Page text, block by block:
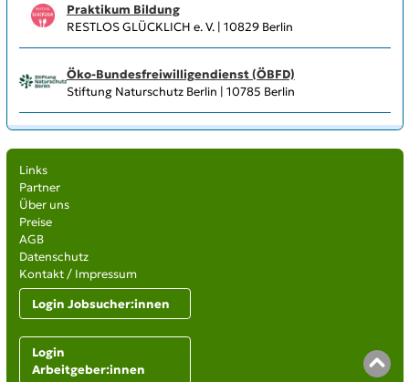
Praktikum Bildung
RESTLOS GLÜCKLICH e. V. | 10829 Berlin
Öko-Bundesfreiwilligendienst (ÖBFD)
Stiftung Naturschutz Berlin | 10785 Berlin
Links
Partner
Über uns
Preise
AGB
Datenschutz
Kontakt / Impressum
Login Jobsucher:innen
Login
Arbeitgeber:innen